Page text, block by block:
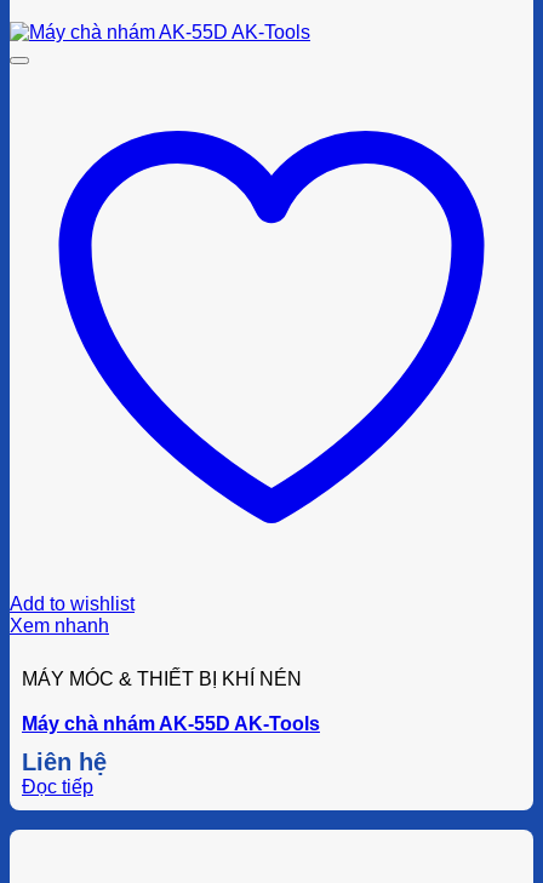
Add to wishlist
Xem nhanh
MÁY MÓC & THIẾT BỊ KHÍ NÉN
Máy chà nhám AK-55D AK-Tools
Liên hệ
Đọc tiếp